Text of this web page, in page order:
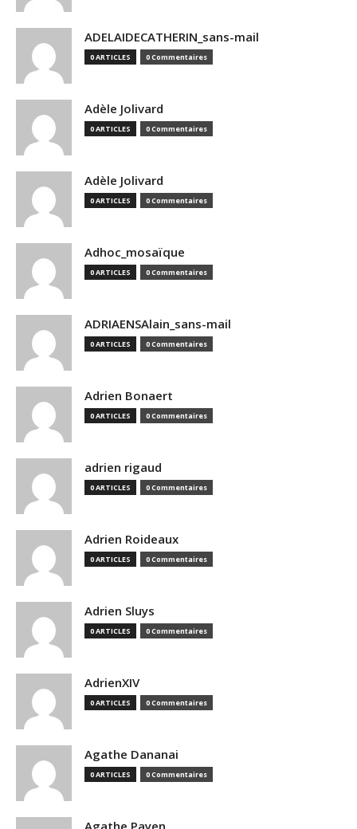
ADELAIDECATHERIN_sans-mail
0 ARTICLES 0 Commentaires
Adèle Jolivard
0 ARTICLES 0 Commentaires
Adèle Jolivard
0 ARTICLES 0 Commentaires
Adhoc_mosaïque
0 ARTICLES 0 Commentaires
ADRIAENSAlain_sans-mail
0 ARTICLES 0 Commentaires
Adrien Bonaert
0 ARTICLES 0 Commentaires
adrien rigaud
0 ARTICLES 0 Commentaires
Adrien Roideaux
0 ARTICLES 0 Commentaires
Adrien Sluys
0 ARTICLES 0 Commentaires
AdrienXIV
0 ARTICLES 0 Commentaires
Agathe Dananai
0 ARTICLES 0 Commentaires